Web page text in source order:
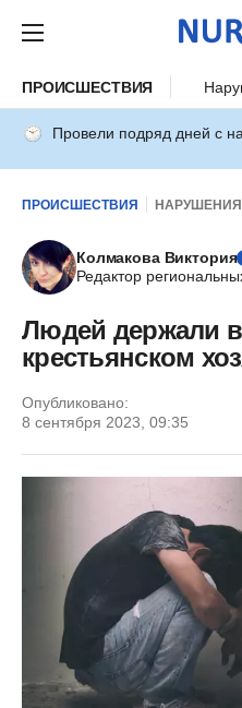
ПРОИСШЕСТВИЯ
Провели подряд дней с
ПРОИСШЕСТВИЯ
Колмакова Виктория
Редактор
Людей держали
крестьянском
Опубликовано:
8 сентября 2023, 09:35